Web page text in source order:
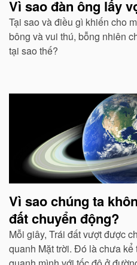
Vì sao đàn ông lấy
Tại sao và điều gì khiến cho
bông và vui thú, bỗng nhiên
tại sao thế?
Vì sao chúng ta
đất chuyển động?
Mỗi giây, Trái đất vượt được
quanh Mặt trời. Đó là chưa